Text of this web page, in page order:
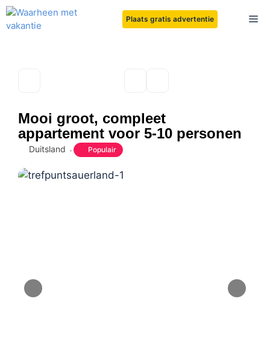
Ga
naar
Plaats gratis advertentie
Mooi groot, compleet
appartement voor 5-10 personen
Duitsland Populair